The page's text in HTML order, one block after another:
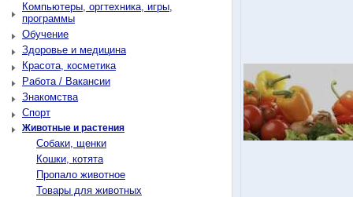
Компьютеры, оргтехника, игры,
программы
Обучение
Здоровье и медицина
Красота, косметика
Работа / Вакансии
Знакомства
Спорт
Животные и растения
Собаки, щенки
Кошки, котята
Пропало животное
Товары для животных